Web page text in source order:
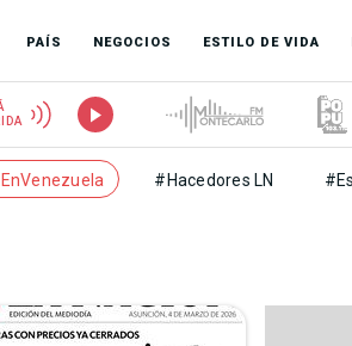
PAÍS NEGOCIOS ESTILO DE VIDA
#Hacedores LN